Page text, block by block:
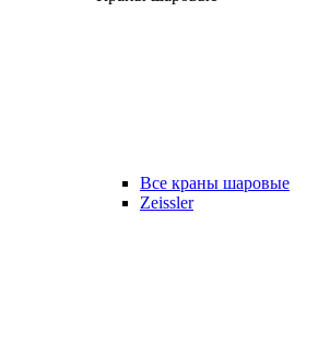
Все краны шаровые
Zeissler